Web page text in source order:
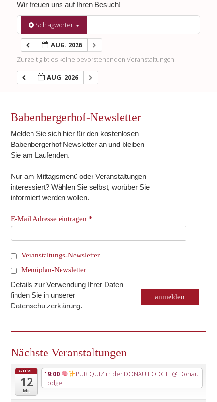
Wir freuen uns auf Ihren Besuch!
Schlagwörter
AUG. 2026
Zurzeit gibt es keine bevorstehenden Veranstaltungen.
AUG. 2026
Babenbergerhof-Newsletter
Melden Sie sich hier für den kostenlosen
Babenbergerhof Newsletter an und bleiben
Sie am Laufenden.
Nur am Mittagsmenü oder Veranstaltungen
interessiert? Wählen Sie selbst, worüber Sie
informiert werden wollen.
E-Mail Adresse eintragen*
Veranstaltungs-Newsletter
Menüplan-Newsletter
Details zur Verwendung Ihrer Daten
finden Sie in unserer
Datenschutzerklärung.
Nächste Veranstaltungen
AUG.
12
Mi.
19:00 PUB QUIZ in der DONAU LODGE! @ Donau
Lodge